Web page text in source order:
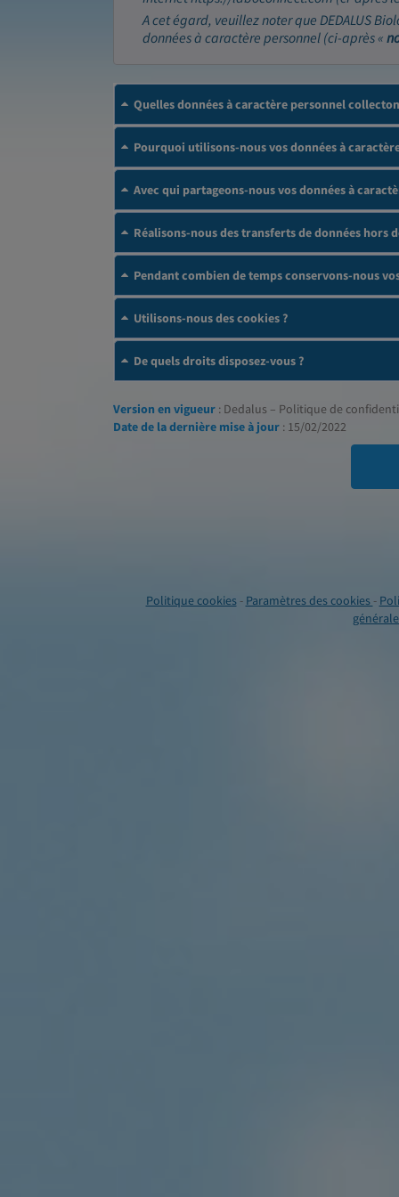
A cet égard, veuillez noter que DEDALUS
données à caractère personnel (ci-après «
Quelles données à caractère personnel
Pourquoi utilisons-nous vos données à
Avec qui partageons-nous vos données à
Réalisons-nous des transferts de données hors
Pendant combien de temps conservons-nous
Utilisons-nous des cookies ?
De quels droits disposez-vous ?
Version en vigueur : Dedalus – Politique de
Date de la dernière mise à jour : 15/02/2022
Politique cookies- Paramètres des cookies -